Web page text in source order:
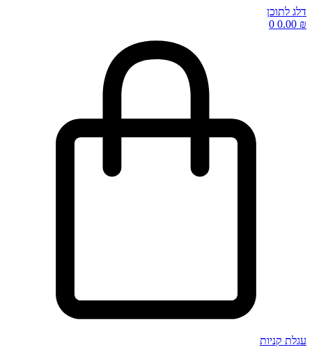
דלג לתוכן
0.00 ₪
0
עגלת קניות